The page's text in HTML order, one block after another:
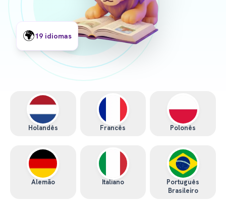
🌍19 idiomas
Holandês Francês Polonês
Alemão Italiano
Português
Brasileiro